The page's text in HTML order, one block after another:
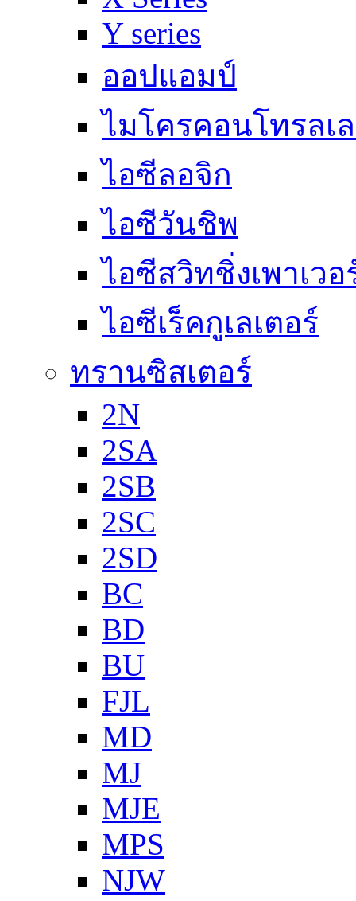
Y series
ออปแอมป์
ไมโครคอนโทรลเ
ไอซีลอจิก
ไอซีวันชิพ
ไอซีสวิทชิ่งเพาเว
ไอซีเร็คกูเลเตอร์
ทรานซิสเตอร์
2N
2SA
2SB
2SC
2SD
BC
BD
BU
FJL
MD
MJ
MJE
MPS
NJW